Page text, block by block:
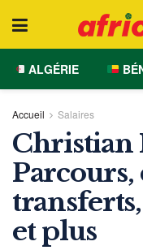
ALGÉRIE
Accueil Salaires
Christian
Parcours,
et plus